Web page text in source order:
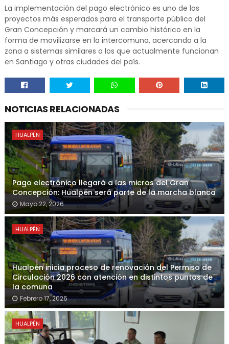
La implementación del pago electrónico es uno de los
proyectos más esperados para el transporte público del
Gran Concepción y marcará un cambio histórico en la
forma de movilizarse en la intercomuna, acercando a la
zona a sistemas similares a los que actualmente funcionan
en Santiago y otras ciudades del país.
NOTICIAS RELACIONADAS
HUALPÉN
Pago electrónico llegará a las micros del Gran
Concepción: Hualpén será parte de la marcha blanca
Mayo 22, 2026
HUALPÉN
Hualpén inicia proceso de renovación del Permiso de
Circulación 2026 con atención en distintos puntos de
la comuna
Febrero 17, 2026
HUALPÉN